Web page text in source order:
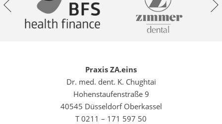
Praxis ZA.eins
Dr. med. dent. K. Chughtai
Hohenstaufenstraße 9
40545 Düsseldorf Oberkassel
T 0211 – 171 597 50